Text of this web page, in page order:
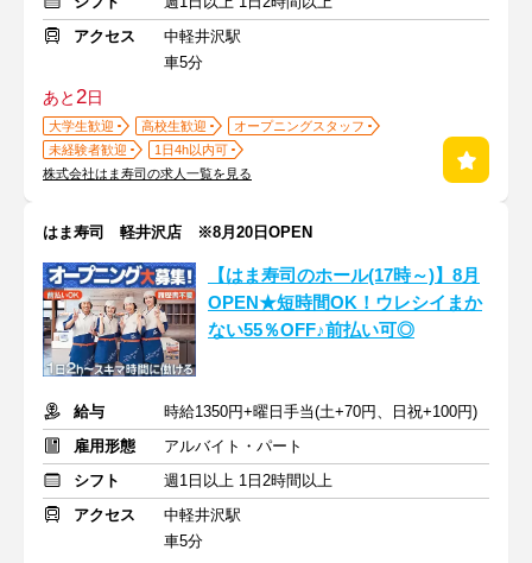
アクセス
中軽井沢駅
車5分
あと2日
大学生歓迎 高校生歓迎
オープニングスタッフ
未経験者歓迎
1日4h以内可
株式会社はま寿司の求人一覧を見る
はま寿司 軽井沢店 ※8月20日OPEN
【はま寿司のホール(17時～)】8月
OPEN★短時間OK！ウレシイまか
ない55％OFF♪前払い可◎
給与
時給1350円+曜日手当(土+70円、日祝+100円)
雇用形態
アルバイト・パート
シフト
週1日以上 1日2時間以上
アクセス
中軽井沢駅
車5分